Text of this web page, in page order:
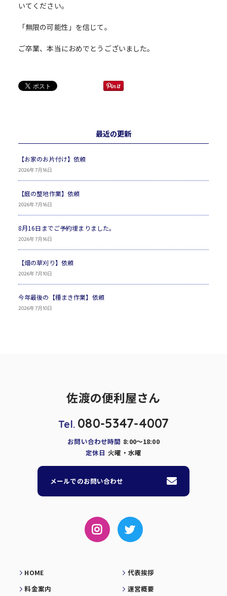
いてください。
「無限の可能性」を信じて。
ご卒業、本当におめでとうございました。
最近の更新
【お家のお片付け】依頼
2026年7月16日
【庭の整地作業】依頼
2026年7月16日
8月16日までご予約埋まりました。
2026年7月16日
【畑の草刈り】依頼
2026年7月10日
今年最後の【種まき作業】依頼
2026年7月10日
佐渡の便利屋さん
Tel. 080-5347-4007
お問い合わせ時間 8:00～18:00
定休日 火曜・水曜
メールでのお問い合わせ
HOME
料金案内
代表挨拶
運営概要